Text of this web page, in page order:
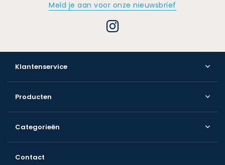
Meld je aan voor onze nieuwsbrief
Klantenservice
Producten
Categorieën
Contact